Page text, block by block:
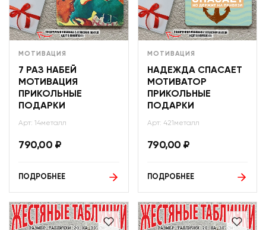
МОТИВАЦИЯ
7 РАЗ НАБЕЙ
МОТИВАЦИЯ
ПРИКОЛЬНЫЕ
ПОДАРКИ
Арт: 14металл
790,00 ₽
ПОДРОБНЕЕ
МОТИВАЦИЯ
НАДЕЖДА СПАСАЕТ
МОТИВАТОР
ПРИКОЛЬНЫЕ
ПОДАРКИ
Арт: 421металл
790,00 ₽
ПОДРОБНЕЕ